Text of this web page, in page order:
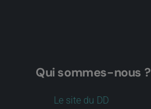
Qui sommes-nous ?
Le site du DD